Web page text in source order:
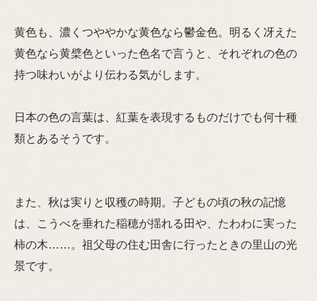
黄色も、濃くつややかな黄色なら鬱金色。明るく冴えた
黄色なら黄檗色といった色名で言うと、それぞれの色の
持つ味わいがより伝わる気がします。
日本の色の言葉は、紅葉を表現するものだけでも何十種
類とあるそうです。
また、秋は実りと収穫の時期。子どもの頃の秋の記憶
は、こうべを垂れた稲穂が揺れる田や、たわわに実った
柿の木……。祖父母の住む田舎に行ったときの里山の光
景です。